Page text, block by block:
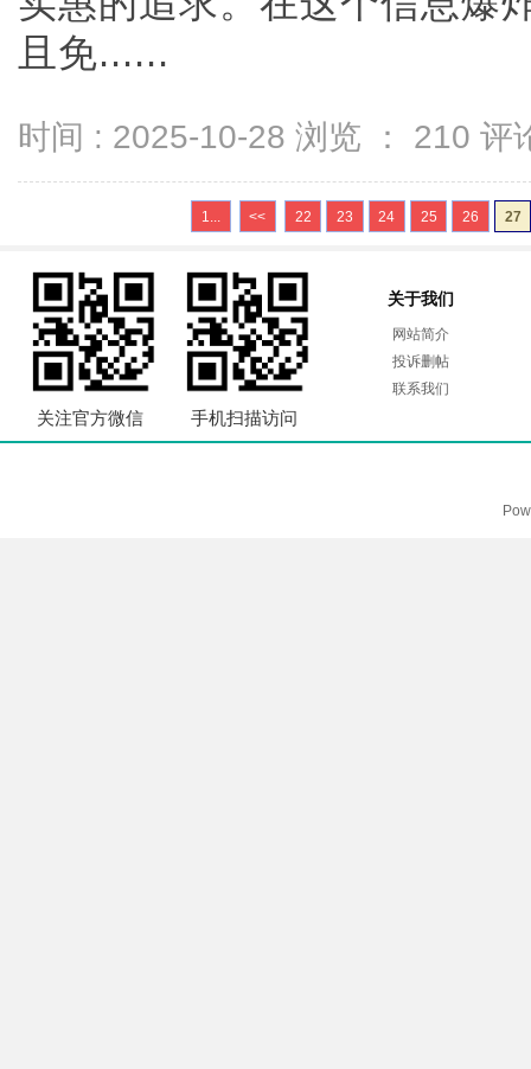
且免......
时间 : 2025-10-28 浏览 ： 210 评
1... << 22 23 24 25 26 27
关注官方微信 手机扫描访问
关于我们
网站简介
投诉删帖
联系我们